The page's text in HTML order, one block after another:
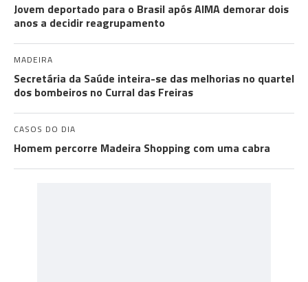
Jovem deportado para o Brasil após AIMA demorar dois
anos a decidir reagrupamento
MADEIRA
Secretária da Saúde inteira-se das melhorias no quartel
dos bombeiros no Curral das Freiras
CASOS DO DIA
Homem percorre Madeira Shopping com uma cabra